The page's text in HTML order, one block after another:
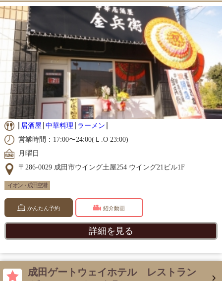
居酒屋 中華料理
ラーメン
営業時間：17:00〜24:00(Ｌ.O 23:00)
月曜日
〒286-0029 成田市ウイング土屋254 ウイング21ビル1F
イオン・成田空港
かんたん予約 紹介動画
詳細を見る
成田ゲートウェイホテル レストラン